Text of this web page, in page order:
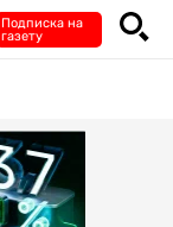
Подписка на
газету